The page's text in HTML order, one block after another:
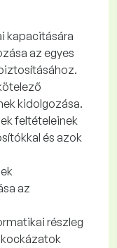
kapacitására
az egyes
kidolgozása.
feltételeinek
és azok
az
részleg